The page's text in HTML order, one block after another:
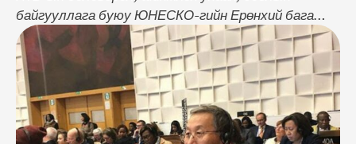
байгууллага буюу ЮНЕСКО-гийн Ерөнхий бага
хурлын 40 дүгээр чуулган энэ оны 11 дүгээр сарын
сүүлчээр БНФУ-ын Парис хотноо хуралдав.
Чуулганы үеэр ЮНЕСКО-гийн “Нийгмийн
өөрчлөлтийн удирдлага” хөтөлбөрийн Засгийн
газар хоорондын зөвлөлийн сонгууль явагдсан
бөгөөд Монгол Улс Ази, Номхон далайн бүс